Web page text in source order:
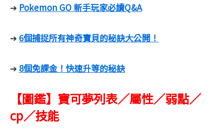
➔ Pokemon GO 新手玩家必讀Q&A
➔ 6個捕捉所有神奇寶貝的秘訣大公開！
➔ 8個免課金！快速升等的秘訣
【圖鑑】寶可夢列表／屬性／弱點／
cp／技能